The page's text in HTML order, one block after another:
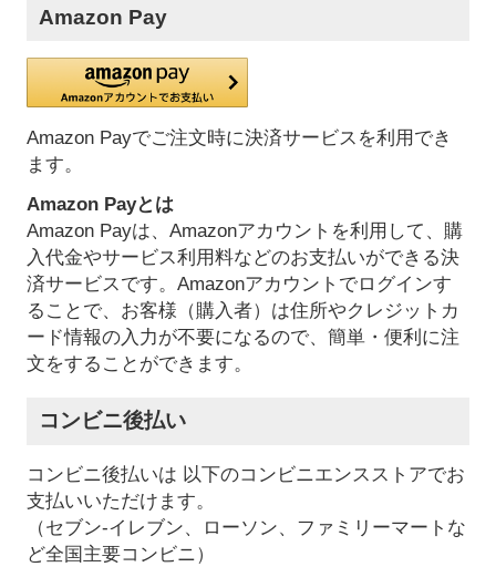
Amazon Pay
Amazon Payでご注文時に決済サービスを利用でき
ます。
Amazon Payとは
Amazon Payは、Amazonアカウントを利用して、購
入代金やサービス利用料などのお支払いができる決
済サービスです。Amazonアカウントでログインす
ることで、お客様（購入者）は住所やクレジットカ
ード情報の入力が不要になるので、簡単・便利に注
文をすることができます。
コンビニ後払い
コンビニ後払いは 以下のコンビニエンスストアでお
支払いいただけます。
（セブン-イレブン、ローソン、ファミリーマートな
ど全国主要コンビニ）